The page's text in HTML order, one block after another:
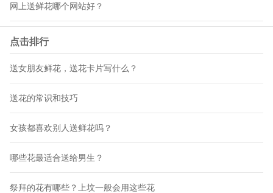
网上送鲜花哪个网站好？
点击排行
送女朋友鲜花，送花卡片写什么？
送花的常识和技巧
女孩都喜欢别人送鲜花吗？
哪些花最适合送给男生？
祭拜的花有哪些？上坟一般会用这些花